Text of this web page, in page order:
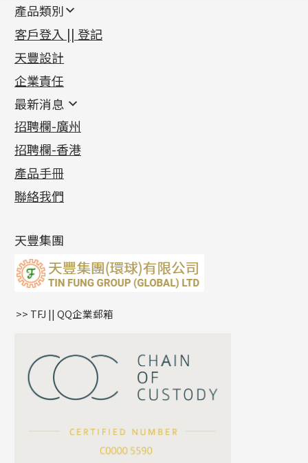
公司名稱
產品類別
新產品
足金系列
足金配件
機織鏈系列
珠仔鏈
镶口链
管狀網鏈
十字車花鏈系列
十字閃O鏈系列
十字錘打鏈系列
側身車花鏈系列
側身鏈系列
雙十字鏈系列
水波鏈系列
蛇骨鏈系列
鏈尾系列
嘴唇鏈系列
S車花鏈系列
珍珠鏈系列
坦克鏈系列
滿天星鏈系列
方假繩鏈系列
首飾配件
耳環類配件
卷迫系列
螺絲迫系列
梅花迫系列
平臺迫系列
綫拍系列
美拍系列
耳環扣系列
耳綫/耳鈎系列
耳環爪頭
耳環
鏈類配件
動感車花吊墜
調節珠系列
生圈扣系列
龍蝦扣系列
鴨俐制系列
字母吊墜
相盒吊墜
項鏈吊墜
生肖吊墜
星座吊墜
珠扣
其他類配件
珠盤系列
袖口鈕系列
焊片及鐳射綫
空心車花管
珠類配件
無孔光身珠
空心光身珠
無孔批花珠
鑲口類
四爪頭系列
六爪頭系列
車花片
動感車花片
鑲口戒指
鑲口手鏈系列
首飾系列
手镯系列
戒指系列
空心耳環
空心车花管首饰链
空心手鐲系列
貴金屬原料
千足金
記憶金屬系列
記憶戒指
拉簧珠珠手鏈
記憶鈦手鐲
客戶登入 || 登記
天豐設計
企業責任
最新消息
最新消息
各項證書(2)
相片集(9)
展覽會資訊
最新產品資訊
招聘欄-廣州
招聘欄-香港
產品手冊
聯絡我們
天豐集團
>> TFJ || QQ企業郵箱